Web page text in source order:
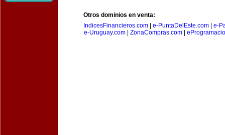
Otros dominios en venta:
IndicesFinancieros.com
e-PuntaDelEste.com
e-
e-Uruguay.com
ZonaCompras.com